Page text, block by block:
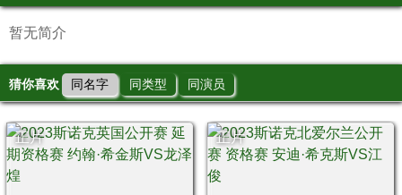
暂无简介
猜你喜欢 同名字 同类型 同演员
正片 正片